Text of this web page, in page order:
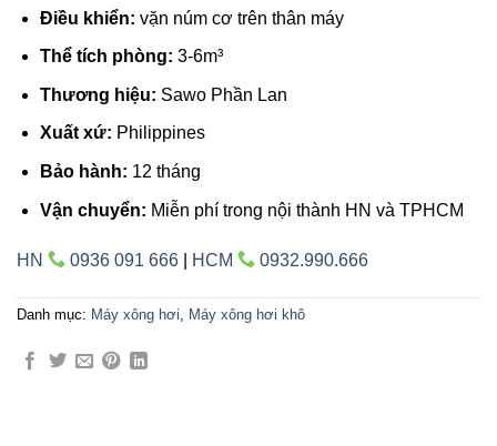
Điều khiển: vặn núm cơ trên thân máy
Thể tích phòng: 3-6m³
Thương hiệu: Sawo Phần Lan
Xuất xứ: Philippines
Bảo hành: 12 tháng
Vận chuyển: Miễn phí trong nội thành HN và TPHCM
HN 0936 091 666 HCM 0932.990.666
Danh mục: Máy xông hơi, Máy xông hơi khô